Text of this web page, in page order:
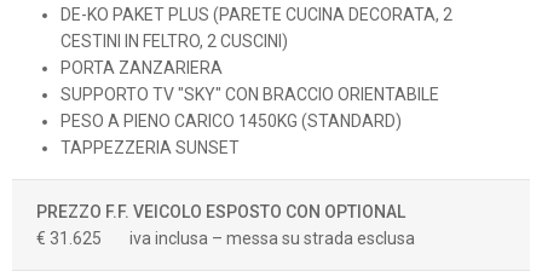
DE-KO PAKET PLUS (PARETE CUCINA DECORATA, 2
CESTINI IN FELTRO, 2 CUSCINI)
PORTA ZANZARIERA
SUPPORTO TV "SKY" CON BRACCIO ORIENTABILE
PESO A PIENO CARICO 1450KG (STANDARD)
TAPPEZZERIA SUNSET
PREZZO F.F. VEICOLO ESPOSTO CON OPTIONAL
€ 31.625
iva inclusa – messa su strada esclusa